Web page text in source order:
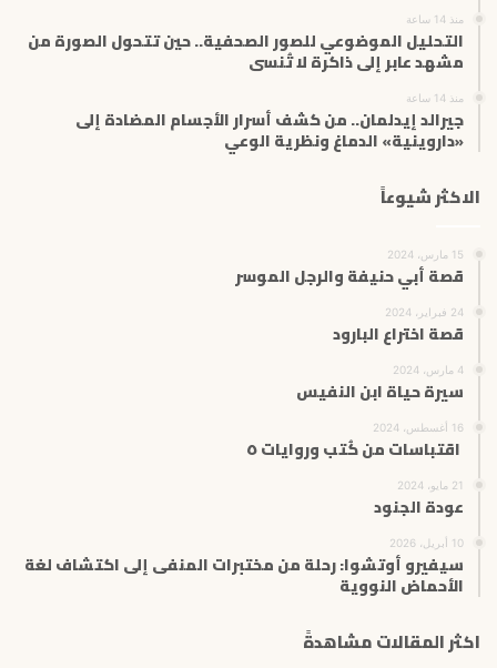
منذ 14 ساعة
التحليل الموضوعي للصور الصحفية.. حين تتحول الصورة من
مشهد عابر إلى ذاكرة لا تُنسى
منذ 14 ساعة
جيرالد إيدلمان.. من كشف أسرار الأجسام المضادة إلى
«داروينية» الدماغ ونظرية الوعي
الاكثر شيوعاً
15 مارس، 2024
قصة أبي حنيفة والرجل الموسر
24 فبراير، 2024
قصة اختراع البارود
4 مارس، 2024
سيرة حياة ابن النفيس
16 أغسطس، 2024
اقتباسات من كُتب وروايات ٥
21 مايو، 2024
عودة الجنود
10 أبريل، 2026
سيفيرو أوتشوا: رحلة من مختبرات المنفى إلى اكتشاف لغة
الأحماض النووية
اكثر المقالات مشاهدةً